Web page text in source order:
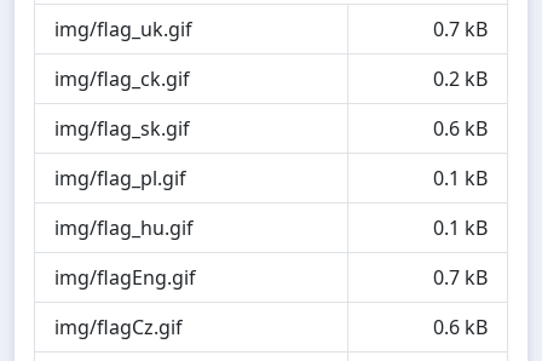
img/flag_uk.gif
0.7 kB
img/flag_ck.gif
0.2 kB
img/flag_sk.gif
0.6 kB
img/flag_pl.gif
0.1 kB
img/flag_hu.gif
0.1 kB
img/flagEng.gif
0.7 kB
img/flagCz.gif
0.6 kB